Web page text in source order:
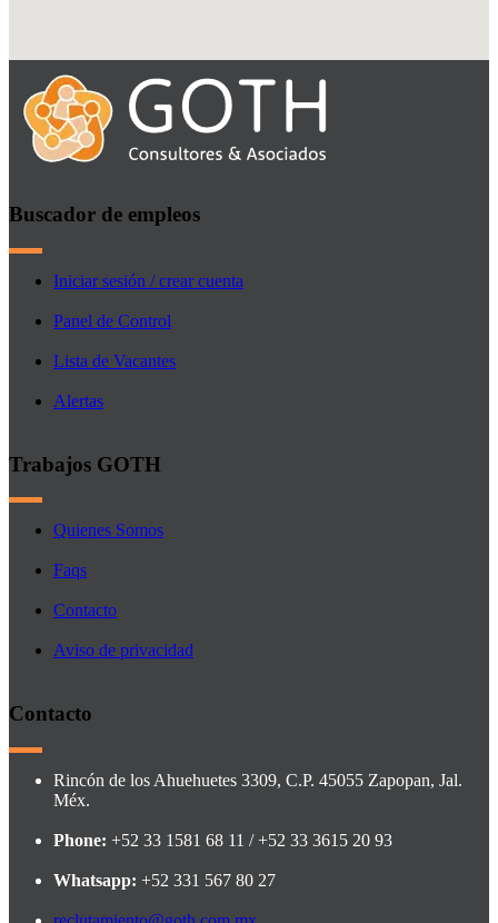
Buscador de empleos
Iniciar sesión / crear cuenta
Panel de Control
Lista de Vacantes
Alertas
Trabajos GOTH
Quienes Somos
Faqs
Contacto
Aviso de privacidad
Contacto
Rincón de los Ahuehuetes 3309, C.P. 45055 Zapopan, Jal.
Méx.
Phone: +52 33 1581 68 11 / +52 33 3615 20 93
Whatsapp: +52 331 567 80 27